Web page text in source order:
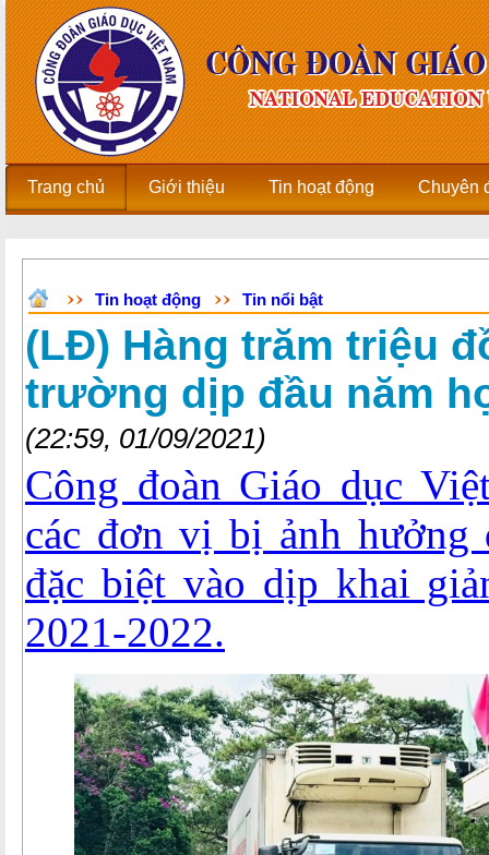
Trang chủ Giới thiệu Tin hoạt động Chuyên
Tin hoạt động Tin nổi bật
(LĐ) Hàng trăm triệu
trường dịp đầu năm
(22:59, 01/09/2021)
Công đoàn Giáo dục
các đơn vị bị ảnh hưởng
đặc biệt vào dịp khai
2021-2022.